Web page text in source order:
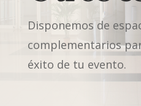
Disponemos de
complementarios
éxito de tu evento.